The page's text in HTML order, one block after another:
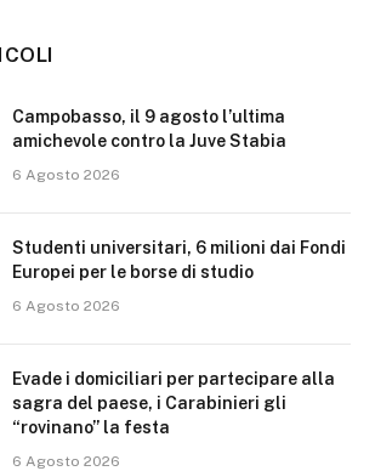
Campobasso, il 9 agosto l’ultima
amichevole contro la Juve Stabia
6 Agosto 2026
Studenti universitari, 6 milioni dai Fondi
Europei per le borse di studio
6 Agosto 2026
Evade i domiciliari per partecipare alla
sagra del paese, i Carabinieri gli
“rovinano” la festa
6 Agosto 2026